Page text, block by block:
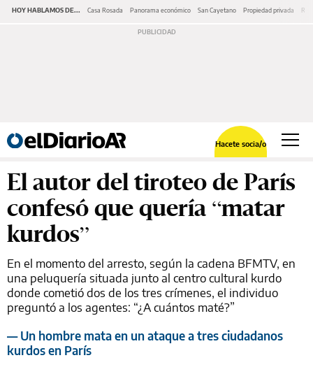
HOY HABLAMOS DE... Casa Rosada Panorama económico San Cayetano Propiedad privada
Hacete socia/o
El autor del tiroteo de París
confesó que quería “matar
kurdos”
En el momento del arresto, según la cadena BFMTV, en
una peluquería situada junto al centro cultural kurdo
donde cometió dos de los tres crímenes, el individuo
preguntó a los agentes: “¿A cuántos maté?”
— Un hombre mata en un ataque a tres ciudadanos
kurdos en París